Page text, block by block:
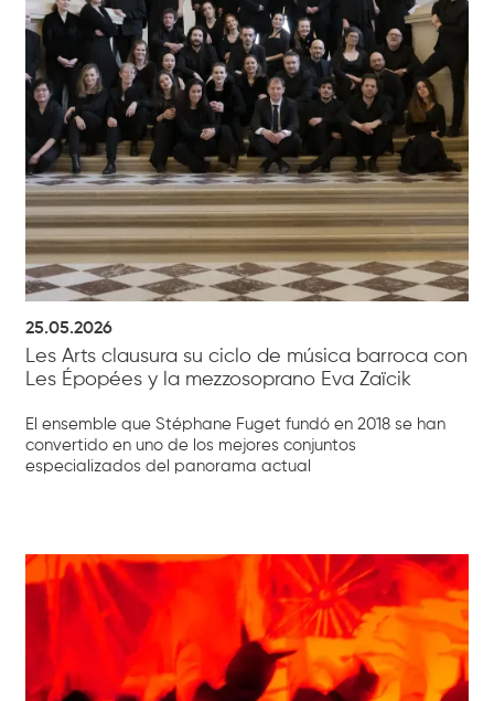
25.05.2026
Les Arts clausura su ciclo de música barroca con
Les Épopées y la mezzosoprano Eva Zaïcik
El ensemble que Stéphane Fuget fundó en 2018 se han
convertido en uno de los mejores conjuntos
especializados del panorama actual